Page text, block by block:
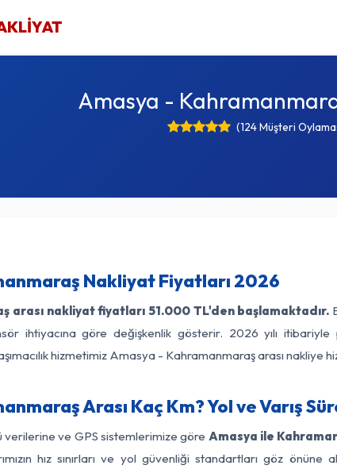
Amasya -
(124 Müşteri
Nakliyat Fiyatları 2026
arası nakliyat fiyatları 51.000 TL'den başlamaktadır.
ihtiyacına göre değişkenlik gösterir. 2026 yılı
hizmetimiz Amasya - Kahramanmaraş arası nakliye
Arası Kaç Km? Yol ve Varış
verilerine ve GPS sistemlerimize göre Amasya ile
hız sınırları ve yol güvenliği standartları göz